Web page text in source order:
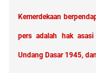
Kemerdekaan
pers adalah hak
Undang Dasar 1945,